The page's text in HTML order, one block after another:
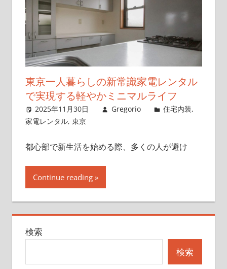
東京一人暮らしの新常識家電レンタル
で実現する軽やかミニマルライフ
2025年11月30日 Gregorio 住宅内装,
家電レンタル, 東京
都心部で新生活を始める際、多くの人が避け
Continue reading
検索
検索